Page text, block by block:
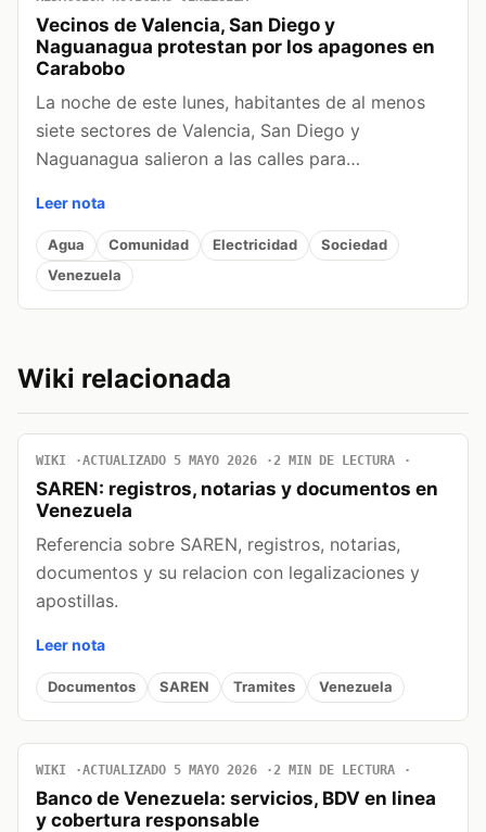
Vecinos de Valencia, San Diego y
Naguanagua protestan por los apagones en
Carabobo
La noche de este lunes, habitantes de al menos
siete sectores de Valencia, San Diego y
Naguanagua salieron a las calles para…
Leer nota
Agua Comunidad Electricidad
Sociedad
Venezuela
Wiki relacionada
WIKI ACTUALIZADO 5 MAYO 2026 2 MIN DE LECTURA
SAREN: registros, notarias y documentos en
Venezuela
Referencia sobre SAREN, registros, notarias,
documentos y su relacion con legalizaciones y
apostillas.
Leer nota
Documentos SAREN Tramites Venezuela
WIKI ACTUALIZADO 5 MAYO 2026 2 MIN DE LECTURA
Banco de Venezuela: servicios, BDV en linea
y cobertura responsable